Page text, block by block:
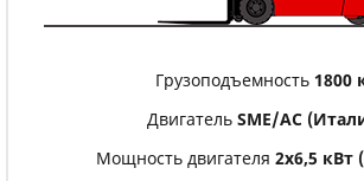
Грузоподъемность 1800
Двигатель SME/АС
Мощность двигателя 2х6,5 кВт